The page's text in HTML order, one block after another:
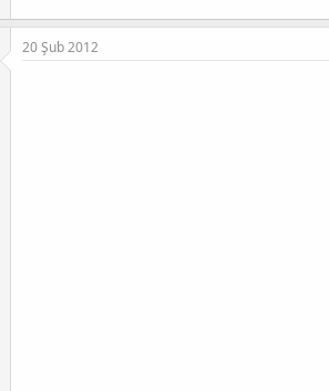
20 Şub 2012